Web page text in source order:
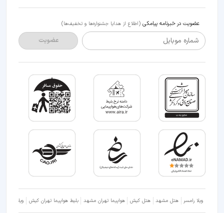
عضویت در خبرنامه پیامکی (اطلاع از هدایا جشنواره‌ها و تخفیف‌ها)
شماره موبایل عضویت
ویلا رامسر هتل مشهد هتل کیش هواپیما تهران مشهد بلیط هواپیما تهران کیش ویلا شمال